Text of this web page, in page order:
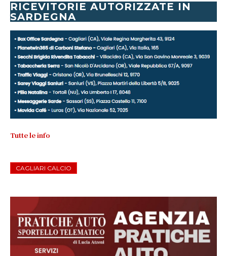
RICEVITORIE AUTORIZZATE IN
SARDEGNA
Tutte le info
CAGLIARI CALCIO